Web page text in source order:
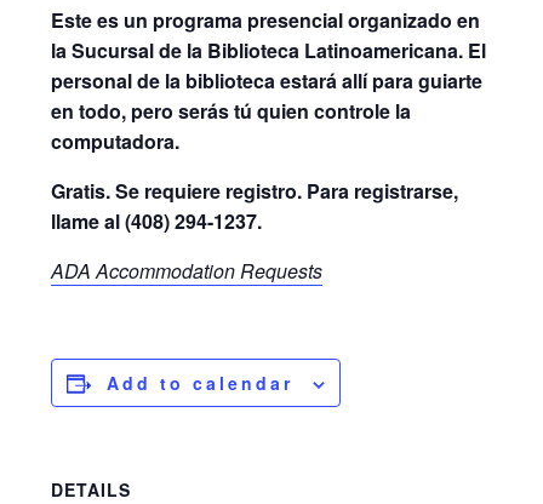
Este es un programa presencial organizado en
la Sucursal de la Biblioteca Latinoamericana. El
personal de la biblioteca estará allí para guiarte
en todo, pero serás tú quien controle la
computadora.
Gratis. Se requiere registro. Para registrarse,
llame al (408) 294-1237.
ADA Accommodation Requests
Add to calendar
DETAILS